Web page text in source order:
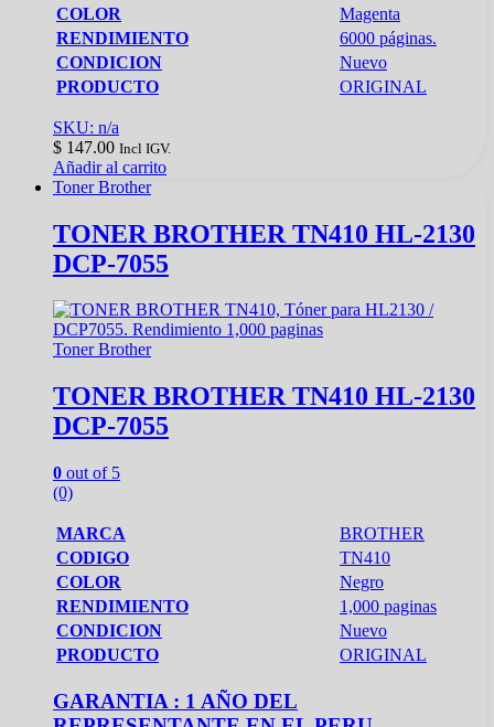
COLOR
Magenta
RENDIMIENTO
6000 páginas.
CONDICION
Nuevo
PRODUCTO
ORIGINAL
SKU: n/a
$ 147.00 Incl IGV.
Añadir al carrito
Toner Brother
TONER BROTHER TN410 HL-2130
DCP-7055
Toner Brother
TONER BROTHER TN410 HL-2130
DCP-7055
0 out of 5
(0)
MARCA
BROTHER
CODIGO
TN410
COLOR
Negro
RENDIMIENTO
1,000 paginas
CONDICION
Nuevo
PRODUCTO
ORIGINAL
GARANTIA : 1 AÑO DEL